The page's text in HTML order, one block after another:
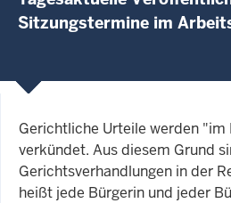
Sitzungstermine im
Gerichtliche Urteile werden "im
verkündet. Aus diesem Grund
Gerichtsverhandlungen in der
heißt jede Bürgerin und jeder